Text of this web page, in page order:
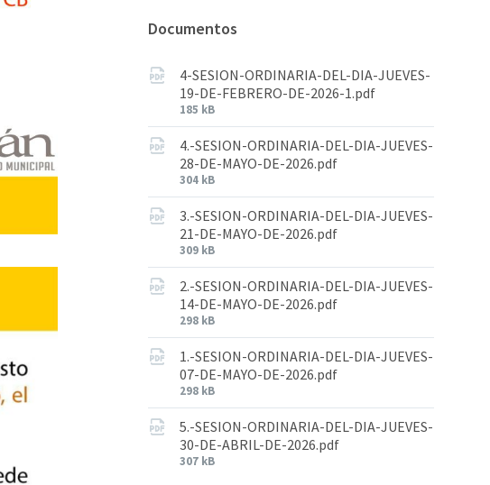
Documentos
4-SESION-ORDINARIA-DEL-DIA-JUEVES-
19-DE-FEBRERO-DE-2026-1.pdf
185 kB
4.-SESION-ORDINARIA-DEL-DIA-JUEVES-
28-DE-MAYO-DE-2026.pdf
304 kB
3.-SESION-ORDINARIA-DEL-DIA-JUEVES-
21-DE-MAYO-DE-2026.pdf
309 kB
2.-SESION-ORDINARIA-DEL-DIA-JUEVES-
14-DE-MAYO-DE-2026.pdf
298 kB
1.-SESION-ORDINARIA-DEL-DIA-JUEVES-
07-DE-MAYO-DE-2026.pdf
298 kB
5.-SESION-ORDINARIA-DEL-DIA-JUEVES-
30-DE-ABRIL-DE-2026.pdf
307 kB